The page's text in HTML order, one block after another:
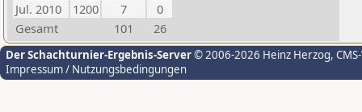
Jul. 2010
1200 7
0
Gesamt
101 26
Der Schachturnier-Ergebnis-Server© 2006-2026 Heinz Herzog,
Impressum / Nutzungsbedingungen